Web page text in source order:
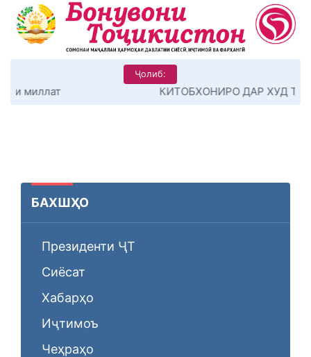
Ҷолиб:
КИТОБХОНИРО ДАР ХУД ТАШАККУЛ ДИҲЕМ
БАХШҲО
Президенти ҶТ
Сиёсат
Хабарҳо
Иҷтимоъ
Чеҳраҳо